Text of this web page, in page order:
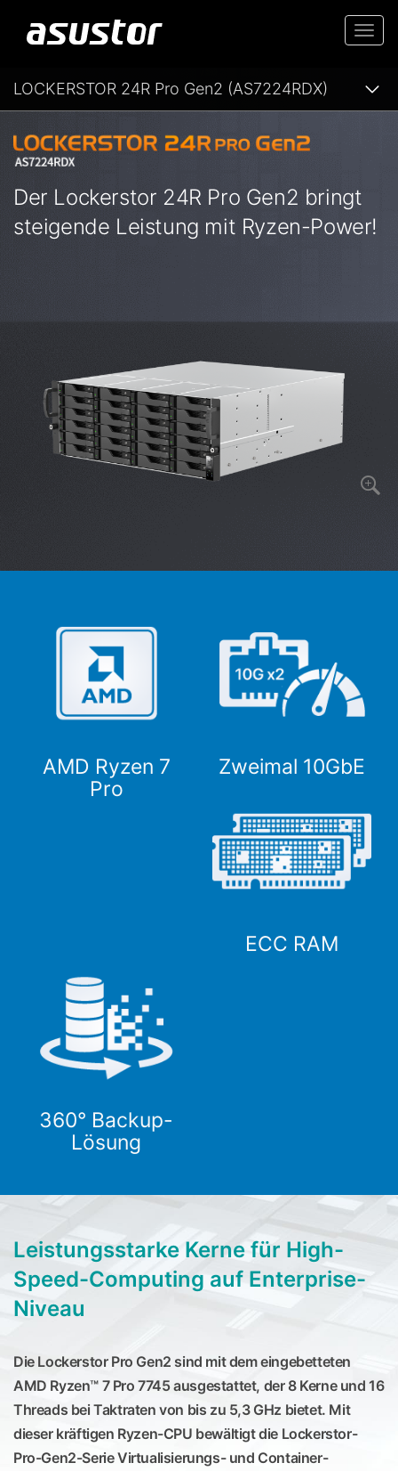
LOCKERSTOR 24R Pro Gen2 (AS7224RDX)
Der Lockerstor 24R Pro Gen2 bringt
steigende Leistung mit Ryzen-Power!
AMD Ryzen 7
Pro
Zweimal 10GbE
ECC RAM
360° Backup-
Lösung
Leistungsstarke Kerne für High-
Speed-Computing auf Enterprise-
Niveau
Die Lockerstor Pro Gen2 sind mit dem eingebetteten
AMD Ryzen™ 7 Pro 7745 ausgestattet, der 8 Kerne und 16
Threads bei Taktraten von bis zu 5,3 GHz bietet. Mit
dieser kräftigen Ryzen-CPU bewältigt die Lockerstor-
Pro-Gen2-Serie Virtualisierungs- und Container-